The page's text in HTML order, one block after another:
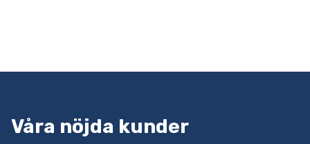
Våra nöjda kunder